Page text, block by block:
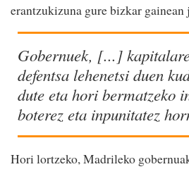
erantzukizuna gure bizkar gainean
Gobernuek, [...]
defentsa lehenetsi duen
dute eta hori bermatzeko
boterez eta inpunitatez
Hori lortzeko, Madrileko